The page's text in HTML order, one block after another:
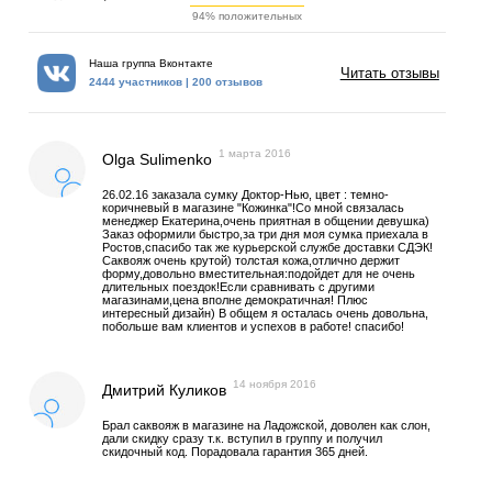
94% положительных
Наша группа Вконтакте
2444 участников | 200 отзывов
Читать отзывы
Olga Sulimenko 1 марта 2016
26.02.16 заказала сумку Доктор-Нью, цвет : темно-
коричневый в магазине "Кожинка"!Со мной связалась
менеджер Екатерина,очень приятная в общении девушка)
Заказ оформили быстро,за три дня моя сумка приехала в
Ростов,спасибо так же курьерской службе доставки СДЭК!
Саквояж очень крутой) толстая кожа,отлично держит
форму,довольно вместительная:подойдет для не очень
длительных поездок!Если сравнивать с другими
магазинами,цена вполне демократичная! Плюс
интересный дизайн) В общем я осталась очень довольна,
побольше вам клиентов и успехов в работе! спасибо!
Дмитрий Куликов 14 ноября 2016
Брал саквояж в магазине на Ладожской, доволен как слон,
дали скидку сразу т.к. вступил в группу и получил
скидочный код. Порадовала гарантия 365 дней.